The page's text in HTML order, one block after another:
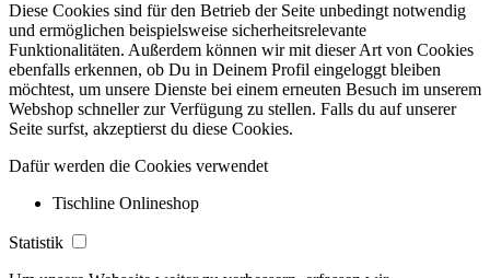
Diese Cookies sind für den Betrieb der Seite unbedingt notwendig
und ermöglichen beispielsweise sicherheitsrelevante
Funktionalitäten. Außerdem können wir mit dieser Art von Cookies
ebenfalls erkennen, ob Du in Deinem Profil eingeloggt bleiben
möchtest, um unsere Dienste bei einem erneuten Besuch im unserem
Webshop schneller zur Verfügung zu stellen. Falls du auf unserer
Seite surfst, akzeptierst du diese Cookies.
Dafür werden die Cookies verwendet
Tischline Onlineshop
Statistik